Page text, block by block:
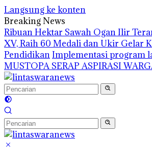
Langsung ke konten
Breaking News
Ribuan Hektar Sawah Ogan Ilir
XV, Raih 60 Medali dan Ukir Gelar
PendidikanImplementasi program
MUSTOPA SERAP ASPIRASI